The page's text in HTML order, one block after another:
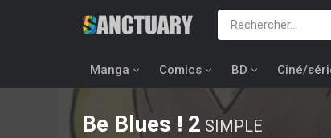
Manga Comics BD Ciné/
Be Blues ! 2 SIMPLE